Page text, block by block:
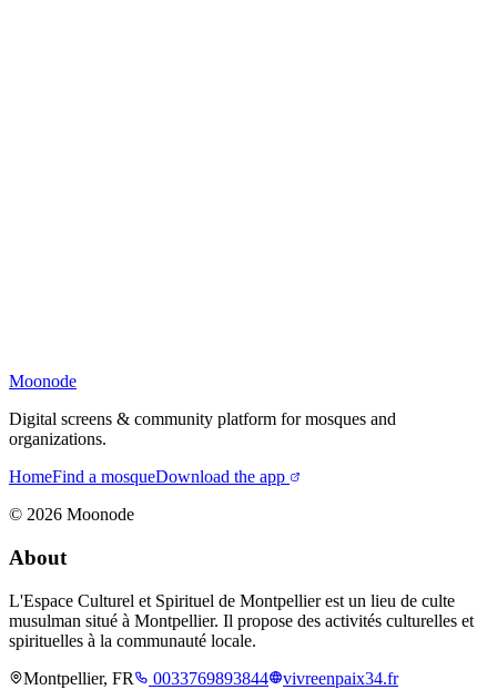
Moonode
Digital screens & community platform for mosques and
organizations.
HomeFind a mosqueDownload the app
© 2026 Moonode
About
L'Espace Culturel et Spirituel de Montpellier est un lieu de culte
musulman situé à Montpellier. Il propose des activités culturelles et
spirituelles à la communauté locale.
Montpellier, FR
0033769893844
vivreenpaix34.fr